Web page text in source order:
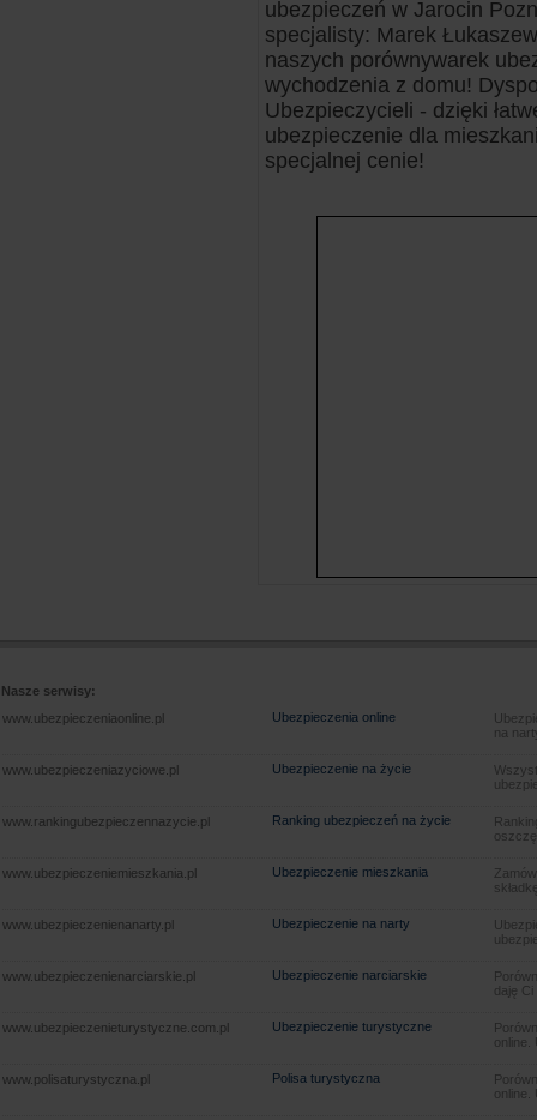
ubezpieczeń w Jarocin
specjalisty: Marek
naszych porównywarek
wychodzenia z domu!
Ubezpieczycieli - dzięki
ubezpieczenie dla
specjalnej cenie!
Nasze serwisy:
www.ubezpieczeniaonline.pl
Ubezpieczenia online
na
www.ubezpieczeniazyciowe.pl Ubezpieczenie na życie
www.rankingubezpieczennazycie.pl Ranking ubezpieczeń na życie
www.ubezpieczeniemieszkania.pl Ubezpieczenie mieszkania
www.ubezpieczenienanarty.pl Ubezpieczenie na narty
www.ubezpieczenienarciarskie.pl Ubezpieczenie narciarskie
daję
www.ubezpieczenieturystyczne.com.pl Ubezpieczenie turystyczne
www.polisaturystyczna.pl Polisa turystyczna